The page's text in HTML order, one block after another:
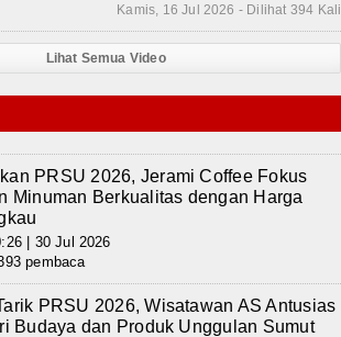
Kamis, 16 Jul 2026 - Dilihat 394 Kali
Lihat Semua Video
PRSU 2026, Jerami Coffee Fokus
Minuman Berkualitas dengan Harga
| 30 Jul 2026
pembaca
PRSU 2026, Wisatawan AS Antusias
Budaya dan Produk Unggulan Sumut